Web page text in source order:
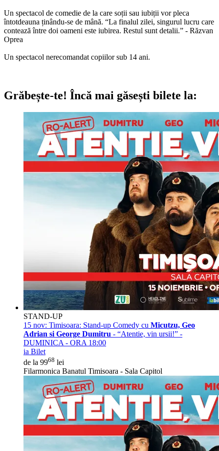
Un spectacol de comedie de la care soții sau iubiții vor pleca
întotdeauna ținându-se de mână. “La finalul zilei, singurul lucru care
contează între doi oameni este iubirea. Restul sunt detalii.” - Răzvan
Oprea
Un spectacol nerecomandat copiilor sub 14 ani.
Grăbește-te! Încă mai găsești bilete la:
STAND-UP
15 nov: Timisoara: Stand-up Comedy cu Micutzu, Geo
Adrian si George Dumitru - “Atentie, vin ursii!” -
DUMINICA - ORA 18:00
ia Bilet
de la 9968 lei
Filarmonica Banatul Timisoara - Sala Capitol